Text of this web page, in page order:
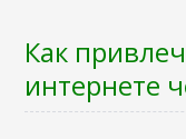
Как
интернете